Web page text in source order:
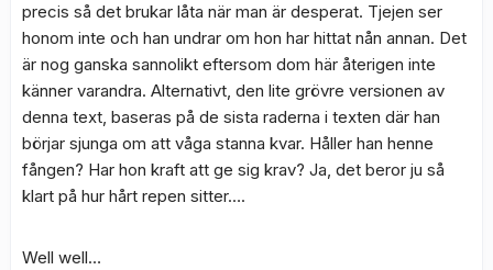
precis så det brukar låta när man är desperat. Tjejen ser
honom inte och han undrar om hon har hittat nån annan. Det
är nog ganska sannolikt eftersom dom här återigen inte
känner varandra. Alternativt, den lite grövre versionen av
denna text, baseras på de sista raderna i texten där han
börjar sjunga om att våga stanna kvar. Håller han henne
fången? Har hon kraft att ge sig krav? Ja, det beror ju så
klart på hur hårt repen sitter….
Well well…